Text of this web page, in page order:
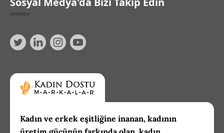
Kadın ve erkek eşitliğine inanan, kadının